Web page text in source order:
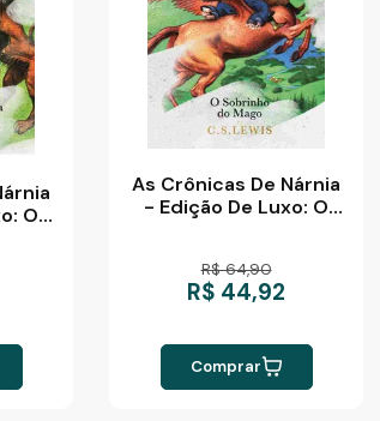
As Crônicas De Nárnia
- Edição De Luxo: O
R$ 64,90
R$ 44,92
Comprar